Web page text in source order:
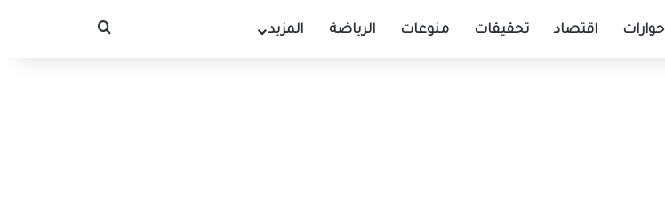
حوارات اقتصاد تحقيقات منوعات الرياضة المزيد بحث عن